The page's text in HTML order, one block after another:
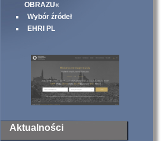
OBRAZU«
Wybór źródeł
EHRI PL
Aktualności